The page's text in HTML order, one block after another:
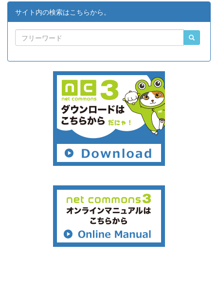
サイト内の検索はこちらから。